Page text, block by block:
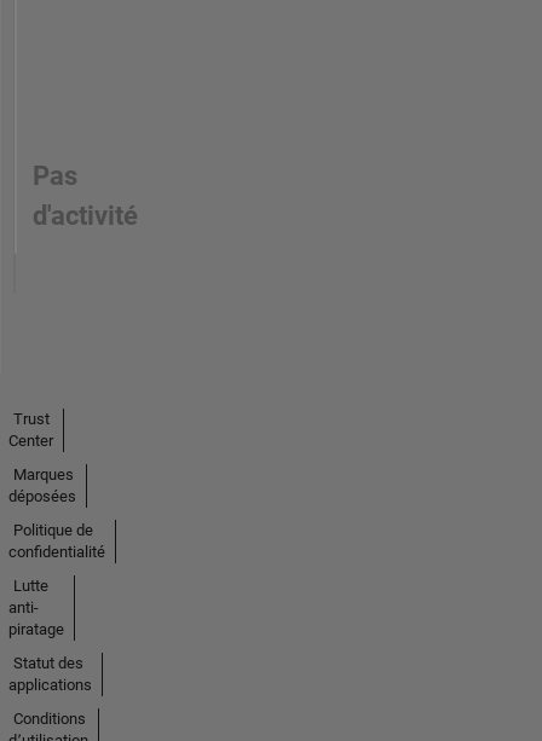
Pas
d'activité
Trust
Center
Marques
déposées
Politique de
confidentialité
Lutte
anti-
piratage
Statut des
applications
Conditions